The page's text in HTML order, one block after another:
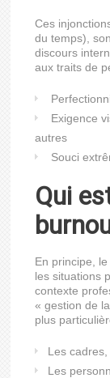
Ces
du temps),
discours
aux traits de
Exigence
autres
Souci
Qui
En principe,
les situations
contexte
« gestion de
plus
Les cadres,
Les